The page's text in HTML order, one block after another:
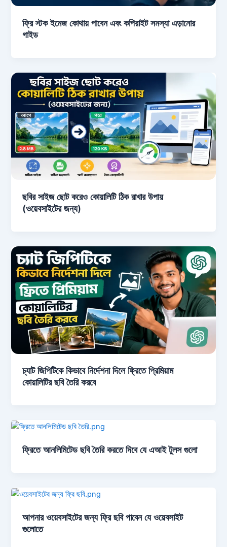
ফ্রি স্টক ইমেজ কোথায় পাবেন এবং কপিরাইট সমস্যা এড়ানোর
গাইড
ছবির সাইজ ছোট করেও কোয়ালিটি ঠিক রাখার উপায়
(ওয়েবসাইটের জন্য)
চ্যাট জিপিটিকে কিভাবে নির্দেশনা দিলে ফ্রিতে প্রিমিয়াম
কোয়ালিটির ছবি তৈরি করবে
ফ্রিতে আনলিমিটেড ছবি তৈরি করতে দিবে যে এআই টুলস গুলো
আপনার ওয়েবসাইটের জন্য ফ্রি ছবি পাবেন যে ওয়েবসাইট
গুলোতে